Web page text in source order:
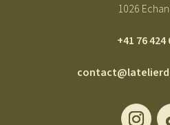
1026
+41 76 424